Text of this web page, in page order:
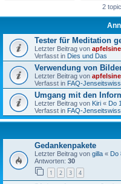
2
Tester für Meditation
Letzter Beitrag von apfelsine
Verfasst in Dies und Das
Verwendung von
Letzter Beitrag von apfelsine
Verfasst in FAQ-
Umgang mit den
Letzter Beitrag von Kiri « Do
Verfasst in FAQ-
Gedankenpakete
Letzter Beitrag von gilla « Do
Antworten: 30
1 2 3 4